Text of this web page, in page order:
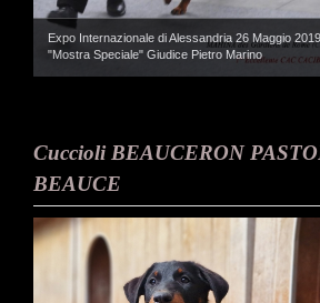
Expo Internazionale di Alessandria 26 Maggio 2019
"Mostra Speciale" Giudice Pietro Marino
Cuccioli BEAUCERON
BEAUCE